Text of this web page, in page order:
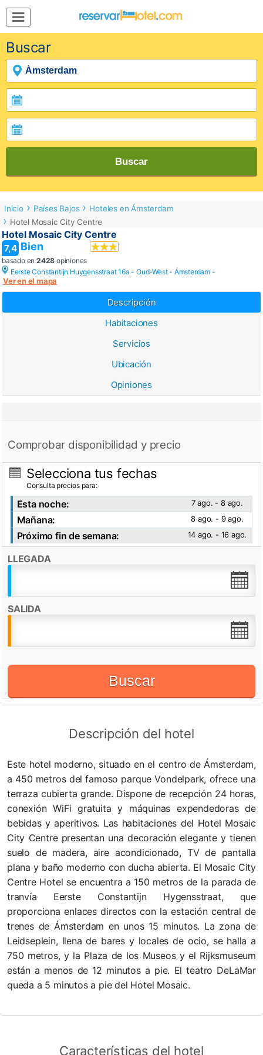
MENÚ
Inicio
Mi
Reserva
Grupos
Inspírate
Buscar
Buscar
Inicio Países Bajos
Hoteles en Ámsterdam
Hotel Mosaic City Centre
Hotel Mosaic City Centre
7,4 Bien
basado en 2428 opiniones
Eerste Constantijn Huygensstraat 16a - Oud-West - Ámsterdam -
Ver en el mapa
Descripción
Habitaciones
Servicios
Ubicación
Opiniones
Check in desde:14:00h
WiFi
Comprobar disponibilidad y precio
Selecciona tus fechas
Consulta precios para:
Esta noche: 7 ago. - 8 ago.
Mañana: 8 ago. - 9 ago.
Próximo fin de semana: 14 ago. - 16 ago.
LLEGADA
SALIDA
Buscar
Descripción del hotel
Este hotel moderno, situado en el centro de Ámsterdam,
a 450 metros del famoso parque Vondelpark, ofrece una
terraza cubierta grande. Dispone de recepción 24 horas,
conexión WiFi gratuita y máquinas expendedoras de
bebidas y aperitivos. Las habitaciones del Hotel Mosaic
City Centre presentan una decoración elegante y tienen
suelo de madera, aire acondicionado, TV de pantalla
plana y baño moderno con ducha abierta. El Mosaic City
Centre Hotel se encuentra a 150 metros de la parada de
tranvía Eerste Constantijn Hygensstraat, que
proporciona enlaces directos con la estación central de
trenes de Ámsterdam en unos 15 minutos. La zona de
Leidseplein, llena de bares y locales de ocio, se halla a
750 metros, y la Plaza de los Museos y el Rijksmuseum
están a menos de 12 minutos a pie. El teatro DeLaMar
queda a 5 minutos a pie del Hotel Mosaic.
Características del hotel